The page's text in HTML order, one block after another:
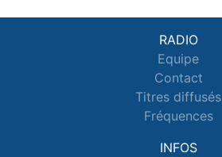
RADIO
Equipe
Contact
Titres diffusés
Fréquences
INFOS